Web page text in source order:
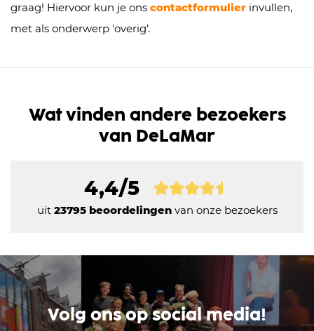
graag! Hiervoor kun je ons contactformulier invullen,
met als onderwerp 'overig'.
Wat vinden andere bezoekers
van DeLaMar
4,4/5
uit 23795 beoordelingenvan onze bezoekers
Volg ons op social media!